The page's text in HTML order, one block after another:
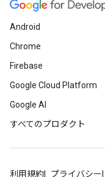
Android
Chrome
Firebase
Google Cloud Platform
Google AI
すべてのプロダクト
利用規約 プライバシー